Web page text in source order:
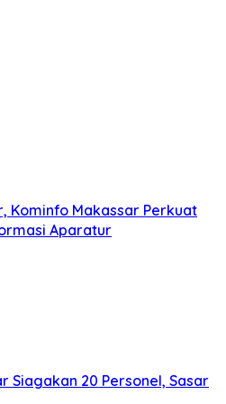
Kominfo Makassar Perkuat
Aparatur
Siagakan 20 Personel, Sasar